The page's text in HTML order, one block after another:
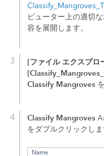
ピューター上の適切
容を展開します。
[ファイル エクスプロ
Classify Mangroves
Classify Mangroves
をダブルクリックしま